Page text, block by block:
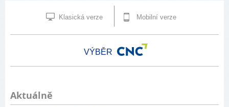
Klasická verze Mobilní verze
VÝBĚR
Aktuálně